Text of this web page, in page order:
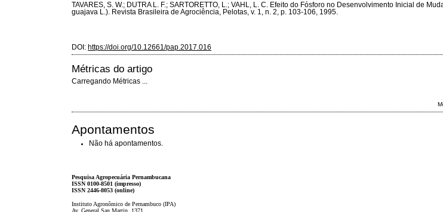
TAVARES, S. W.; DUTRA L. F.; SARTORETTO, L.; VAHL, L. C. Efeito do Fósforo no Desenvolvimento Inicial de
guajava L.). Revista Brasileira de Agrociência, Pelotas, v. 1, n. 2, p. 103-106, 1995.
DOI: https://doi.org/10.12661/pap.2017.016
Métricas do artigo
Carregando Métricas ...
Apontamentos
Não há apontamentos.
Pesquisa Agropecuária Pernambucana
ISSN 0100-8501 (impresso)
ISSN 2446-8053 (online)
Instituto Agronômico de Pernambuco (IPA)
Av. General San Martin, 1371